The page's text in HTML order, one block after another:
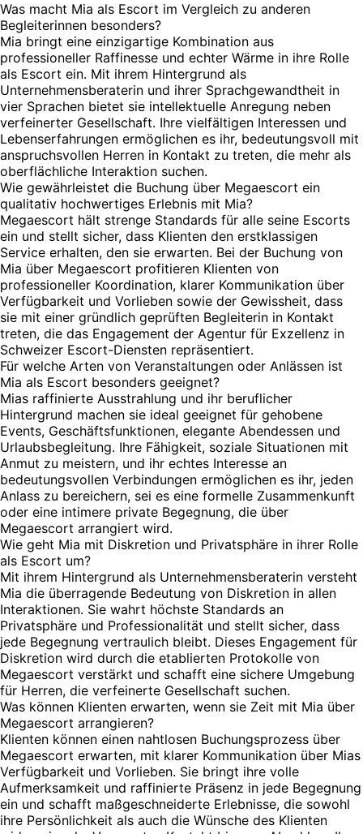
Was macht Mia als Escort im Vergleich zu anderen
Begleiterinnen besonders?
Mia bringt eine einzigartige Kombination aus
professioneller Raffinesse und echter Wärme in ihre Rolle
als Escort ein. Mit ihrem Hintergrund als
Unternehmensberaterin und ihrer Sprachgewandtheit in
vier Sprachen bietet sie intellektuelle Anregung neben
verfeinerter Gesellschaft. Ihre vielfältigen Interessen und
Lebenserfahrungen ermöglichen es ihr, bedeutungsvoll mit
anspruchsvollen Herren in Kontakt zu treten, die mehr als
oberflächliche Interaktion suchen.
Wie gewährleistet die Buchung über Megaescort ein
qualitativ hochwertiges Erlebnis mit Mia?
Megaescort hält strenge Standards für alle seine Escorts
ein und stellt sicher, dass Klienten den erstklassigen
Service erhalten, den sie erwarten. Bei der Buchung von
Mia über Megaescort profitieren Klienten von
professioneller Koordination, klarer Kommunikation über
Verfügbarkeit und Vorlieben sowie der Gewissheit, dass
sie mit einer gründlich geprüften Begleiterin in Kontakt
treten, die das Engagement der Agentur für Exzellenz in
Schweizer Escort-Diensten repräsentiert.
Für welche Arten von Veranstaltungen oder Anlässen ist
Mia als Escort besonders geeignet?
Mias raffinierte Ausstrahlung und ihr beruflicher
Hintergrund machen sie ideal geeignet für gehobene
Events, Geschäftsfunktionen, elegante Abendessen und
Urlaubsbegleitung. Ihre Fähigkeit, soziale Situationen mit
Anmut zu meistern, und ihr echtes Interesse an
bedeutungsvollen Verbindungen ermöglichen es ihr, jeden
Anlass zu bereichern, sei es eine formelle Zusammenkunft
oder eine intimere private Begegnung, die über
Megaescort arrangiert wird.
Wie geht Mia mit Diskretion und Privatsphäre in ihrer Rolle
als Escort um?
Mit ihrem Hintergrund als Unternehmensberaterin versteht
Mia die überragende Bedeutung von Diskretion in allen
Interaktionen. Sie wahrt höchste Standards an
Privatsphäre und Professionalität und stellt sicher, dass
jede Begegnung vertraulich bleibt. Dieses Engagement für
Diskretion wird durch die etablierten Protokolle von
Megaescort verstärkt und schafft eine sichere Umgebung
für Herren, die verfeinerte Gesellschaft suchen.
Was können Klienten erwarten, wenn sie Zeit mit Mia über
Megaescort arrangieren?
Klienten können einen nahtlosen Buchungsprozess über
Megaescort erwarten, mit klarer Kommunikation über Mias
Verfügbarkeit und Vorlieben. Sie bringt ihre volle
Aufmerksamkeit und raffinierte Präsenz in jede Begegnung
ein und schafft maßgeschneiderte Erlebnisse, die sowohl
ihre Persönlichkeit als auch die Wünsche des Klienten